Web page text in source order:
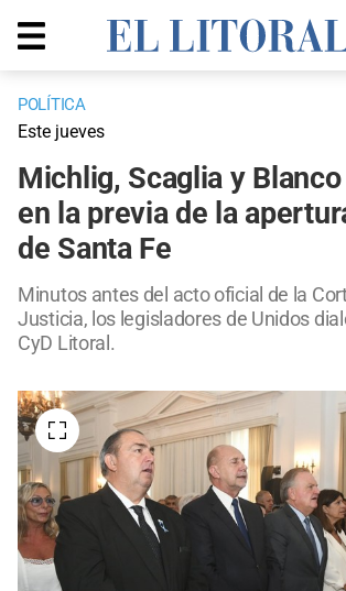
POLÍTICA
Este jueves
Michlig, Scaglia y
en la previa de la
de Santa Fe
Minutos antes del acto oficial de la
Justicia, los legisladores de Unidos
CyD Litoral.